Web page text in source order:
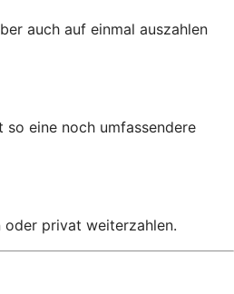
auch auf einmal auszahlen
eine noch umfassendere
oder privat weiterzahlen.